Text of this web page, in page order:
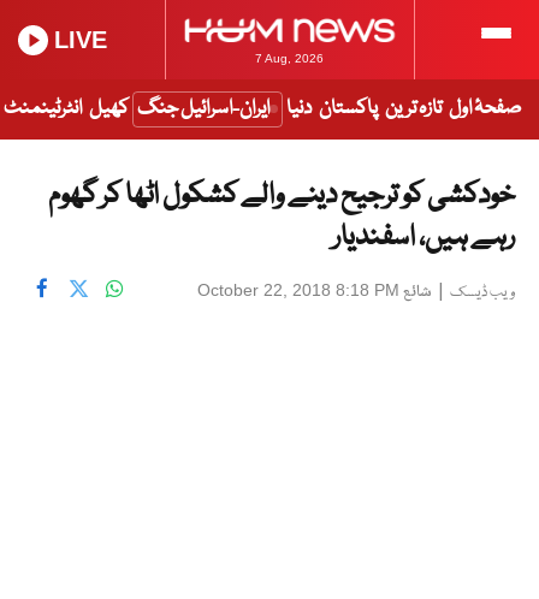
7 Aug, 2026
LIVE
صفحۂ اول تازہ ترین پاکستان دنیا ایران-اسرائیل جنگ کھیل انٹرٹینمنٹ
خودکشی کو ترجیح دینے والے کشکول اٹھا کر گھوم
رہے ہیں، اسفندیار
ویب ڈیسک | شائع October 22, 2018 8:18 PM